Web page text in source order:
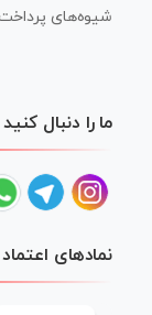
شیوه‌های پرداخت
ما را دنبال کنید
نمادهای اعتماد